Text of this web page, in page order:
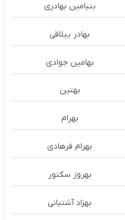
بنیامین بهادری
بهادر ییلاقی
بهامین جوادی
بهتین
بهرام
بهرام فرهادی
بهروز سکتور
بهزاد آشتیانی